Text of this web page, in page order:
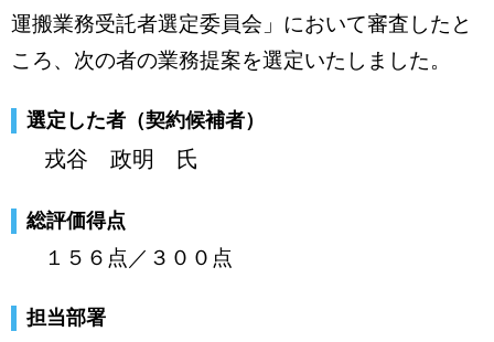
運搬業務受託者選定委員会」において審査したと
ころ、次の者の業務提案を選定いたしました。
選定した者（契約候補者）
戎谷 政明 氏
総評価得点
１５６点／３００点
担当部署